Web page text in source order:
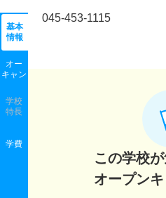
基本
情報
オー
キャン
学校
特長
学費
045-453-1115
この学校
オープンキ